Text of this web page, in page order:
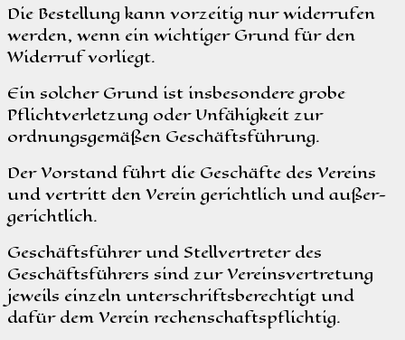
Die Bestellung kann vorzeitig nur widerrufen
werden, wenn ein wichtiger Grund für den
Widerruf vorliegt.
Ein solcher Grund ist insbesondere grobe
Pflichtverletzung oder Unfähigkeit zur
ordnungsgemäßen Geschäftsführung.
Der Vorstand führt die Geschäfte des Vereins
und vertritt den Verein gerichtlich und außer-
gerichtlich.
Geschäftsführer und Stellvertreter des
Geschäftsführers sind zur Vereinsvertretung
jeweils einzeln unterschriftsberechtigt und
dafür dem Verein rechenschaftspflichtig.